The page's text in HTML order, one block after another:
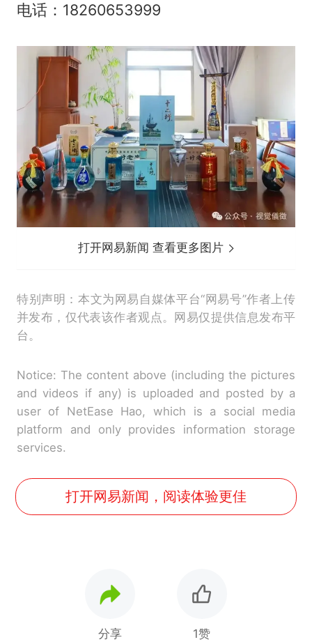
电话：18260653999
打开网易新闻 查看更多图片
特别声明：本文为网易自媒体平台“网易号”作者上传
并发布，仅代表该作者观点。网易仅提供信息发布平
台。
Notice: The content above (including the pictures
and videos if any) is uploaded and posted by a
user of NetEase Hao, which is a social media
platform and only provides information storage
services.
打开网易新闻，阅读体验更佳
分享 1赞